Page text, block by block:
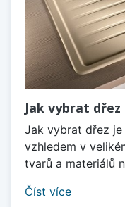
Jak vybrat
Jak vybrat dřez
vzhledem v
tvarů a materiálů
Číst více